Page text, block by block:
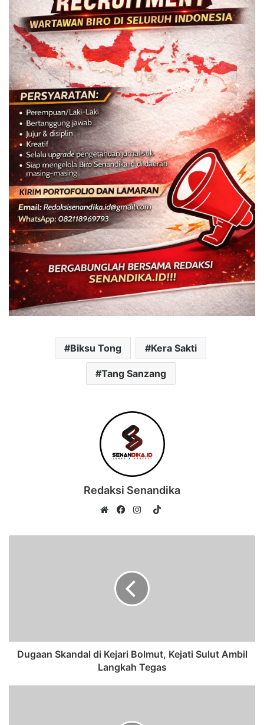
Biksu Tong Kera Sakti
Tang Sanzang
Redaksi Senandika
TikTok
Dugaan Skandal di Kejari Bolmut, Kejati Sulut Ambil
Langkah Tegas